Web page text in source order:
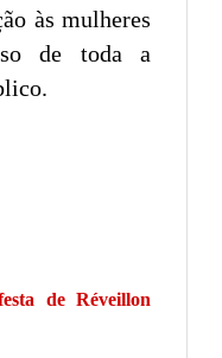
às mulheres
de toda a
de Réveillon